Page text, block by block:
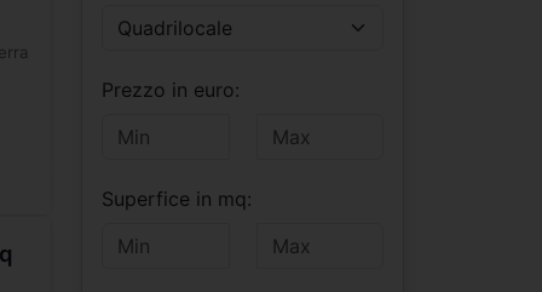
Quadrilocale
Prezzo in euro:
Superfice in mq: